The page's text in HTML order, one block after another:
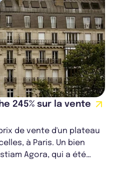
245% sur la vente
de vente d'un plateau
à Paris. Un bien
Agora, qui a été